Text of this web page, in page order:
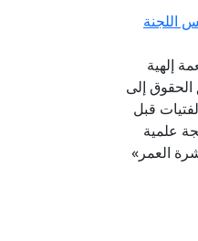
اللجنة
إلهية
الحقوق إلى
قبل
علمية
العمر»